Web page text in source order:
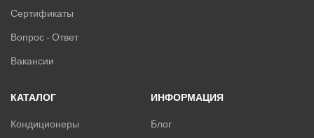
Сертификаты
Вопрос - Ответ
Вакансии
КАТАЛОГ
Кондиционеры
ИНФОРМАЦИЯ
Блог